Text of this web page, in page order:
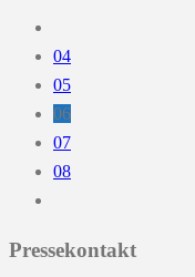
04
05
06
07
08
Pressekontakt